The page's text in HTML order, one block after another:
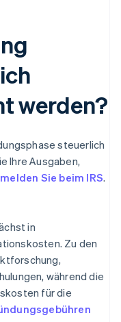
werden?
steuerlich
Ihre Ausgaben,
melden Sie beim IRS.
in
Zu den
während die
für die